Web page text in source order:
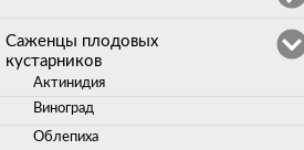
Саженцы плодовых
кустарников
Актинидия
Виноград
Облепиха